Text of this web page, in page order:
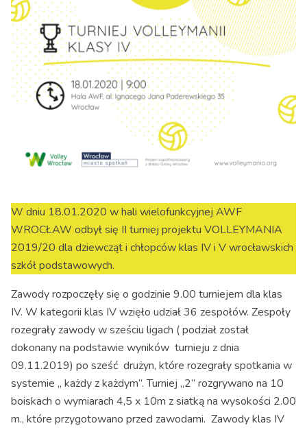
W dniu 18.01.2020 w hali wielofunkcyjnej AWF
WROCŁAW odbył się II turniej projektu VOLLEYMANIA
2019/20 dla dziewcząt i chłopców klas IV i V wrocławskich
szkół podstawowych.
Zawody rozpoczęły się o godzinie 9.00 turniejem dla klas
IV. W kategorii klas IV wzięło udział 36 zespołów. Zespoły
rozegrały zawody w sześciu ligach ( podział został
dokonany na podstawie wyników turnieju z dnia
09.11.2019) po sześć drużyn, które rozegrały spotkania w
systemie ,, każdy z każdym’’. Turniej ,,2” rozgrywano na 10
boiskach o wymiarach 4,5 x 10m z siatką na wysokości 2.00
m., które przygotowano przed zawodami. Zawody klas IV